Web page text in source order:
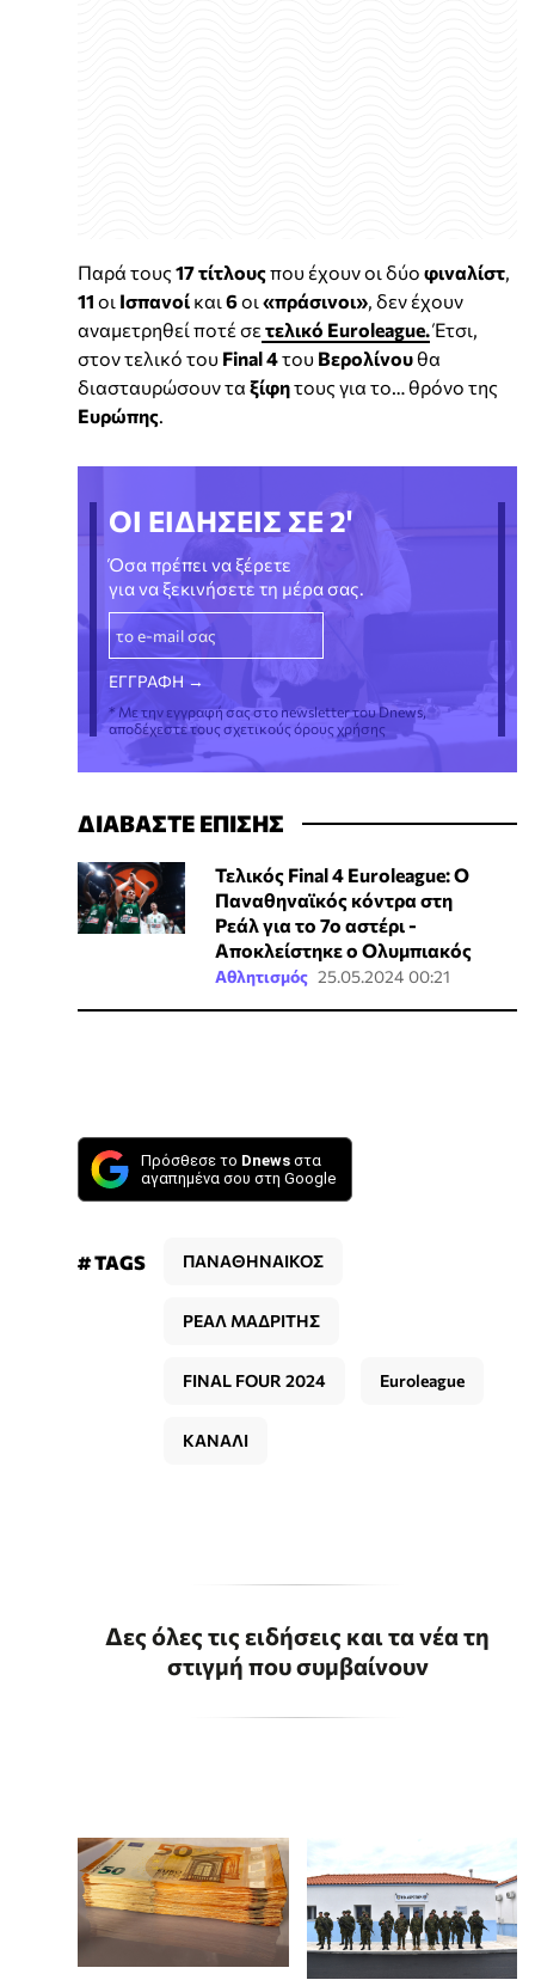
Παρά τους 17 τίτλουςπου έχουν οι δύο φιναλίστ,
11 οι Ισπανοί και 6οι «πράσινοι», δεν έχουν
αναμετρηθεί ποτέ σετελικό Euroleague.Έτσι,
στον τελικό του Final4του Βερολίνουθα
διασταυρώσουν τα ξίφητους για το… θρόνο της
Ευρώπης.
ΟΙ ΕΙΔΗΣΕΙΣ ΣΕ 2'
Όσα πρέπει να ξέρετε
για να ξεκινήσετε τη μέρα σας.
* Με την εγγραφή σας στο newsletter του Dnews,
αποδέχεστε τους σχετικούς όρους χρήσης
ΔΙΑΒΑΣΤΕ ΕΠΙΣΗΣ
Τελικός Final 4 Euroleague: Ο
Παναθηναϊκός κόντρα στη
Ρεάλ για το 7ο αστέρι -
Αποκλείστηκε ο Ολυμπιακός
Αθλητισμός 25.05.2024 00:21
Πρόσθεσε το Dnews στα
αγαπημένα σου στη Google
# TAGS ΠΑΝΑΘΗΝΑΙΚΟΣ
ΡΕΑΛ ΜΑΔΡΙΤΗΣ
FINAL FOUR 2024 Euroleague
ΚΑΝΑΛΙ
Δες όλες τις ειδήσεις και τα νέα τη
στιγμή που συμβαίνουν